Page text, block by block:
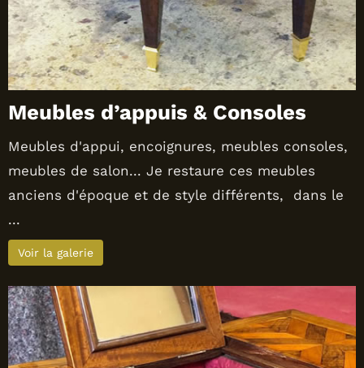
Meubles d’appuis & Consoles
Meubles d'appui, encoignures, meubles consoles,
meubles de salon... Je restaure ces meubles
anciens d'époque et de style différents, dans le
...
Voir la galerie